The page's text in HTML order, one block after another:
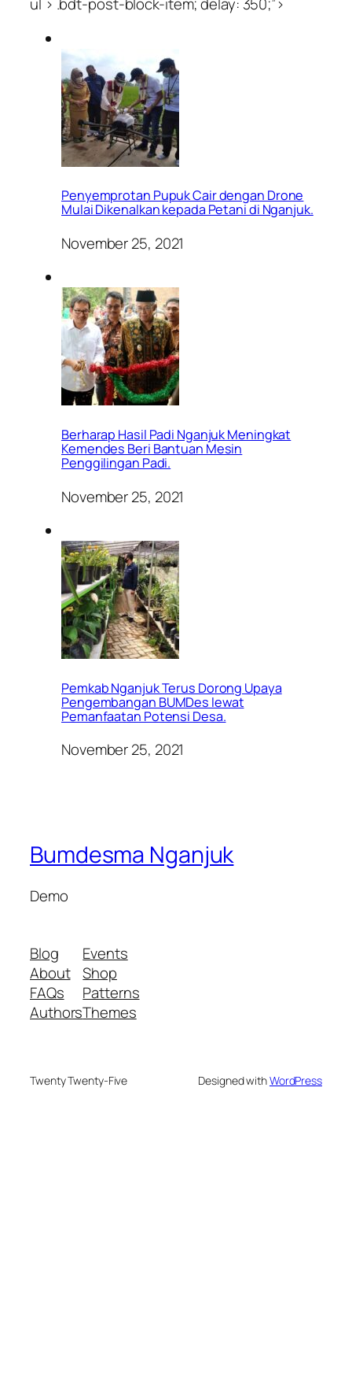
Penyemprotan Pupuk Cair dengan Drone
Mulai Dikenalkan kepada Petani di Nganjuk.
November 25, 2021
Berharap Hasil Padi Nganjuk Meningkat
Kemendes Beri Bantuan Mesin
Penggilingan Padi.
November 25, 2021
Pemkab Nganjuk Terus Dorong Upaya
Pengembangan BUMDes lewat
Pemanfaatan Potensi Desa.
November 25, 2021
Bumdesma Nganjuk
Demo
Blog
About
FAQs
Authors
Events
Shop
Patterns
Themes
Twenty Twenty-Five Designed withWordPress